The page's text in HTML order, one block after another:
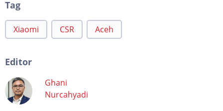
Tag
Xiaomi CSR Aceh
Editor
Ghani
Nurcahyadi